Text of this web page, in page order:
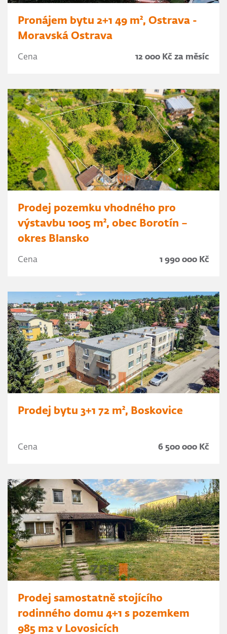
Pronájem bytu 2+1 49 m², Ostrava -
Moravská Ostrava
Cena 12 000 Kč za měsíc
Prodej pozemku vhodného pro
výstavbu 1005 m², obec Borotín –
okres Blansko
Cena 1 990 000 Kč
Prodej bytu 3+1 72 m², Boskovice
Cena 6 500 000 Kč
Prodej samostatně stojícího
rodinného domu 4+1 s pozemkem
985 m2 v Lovosicích